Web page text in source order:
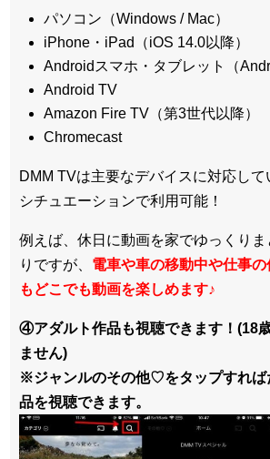
パソコン（Windows / Mac）
iPhone・iPad（iOS 14.0以降）
Androidスマホ・タブレット（
Android TV
Amazon Fire TV（第3世代以降）
Chromecast
DMM TVは主要なデバイスに対応して
シチュエーションで利用可能！
例えば、休日に動画を家でゆっくり
りですが、 電車や車の移動中や仕事
もどこでも動画を楽しめます♪
④アダルト作品も視聴できます！(18
ません)
※ジャンルのその他♡をタップすれば
品を視聴できます。